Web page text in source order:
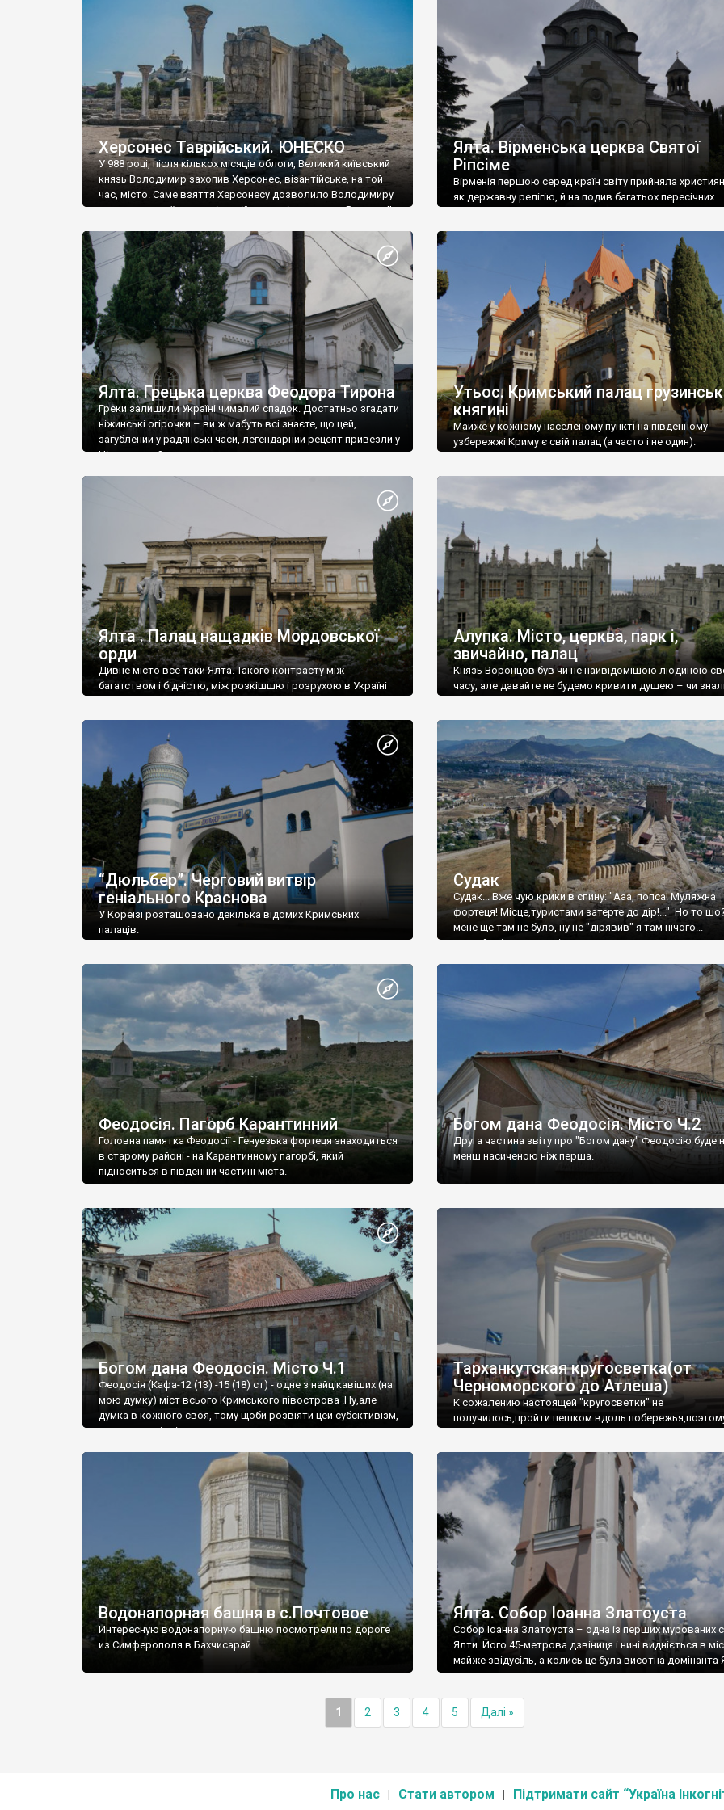
візантійської доби. Раритети викрадені з фондів об’єкту
культурної спадщини ЮНЕСКО «Херсонеса Таврійського».
Офіційно – на виставку «Золото Візантії», але експерти та
влада в Україні вважають це лише […]
називаються «повстяками» (postaki)…” “Вино. Крим
виробляє відмінне вино і його вдосталь: воно все
легке біле і дуже […]
Херсонес Таврійський. ЮНЕСКО
У 988 році, після кількох місяців облоги, Великий київський
князь Володимир захопив Херсонес, візантійське, на той
час, місто. Саме взяття Херсонесу дозволило Володимиру
диктувати свої умови візантійському імператору Василю ІІ,
Херсонесі Володимир-язичник, став Василем-
християнином. А потім було Хрещення Русі. На честь
Херсонесу Таврійського названо місто […]
Ялта. Вірменська церква Святої
Ріпсіме
Вірменія першою серед країн світу прийняла
як державну релігію, й на подив багатьох пересічних
Ялта. Грецька церква Феодора Тирона
Греки залишили Україні чималий спадок. Достатньо згадати
ніжинські огірочки – ви ж мабуть всі знаєте, що цей,
загублений у радянські часи, легендарний рецепт привезли у
Ніжин греки?
Утьос. Кримський палац
княгині
Майже у кожному населеному пункті на південному
узбережжі Криму є свій палац (а часто і не один).
Ялта . Палац нащадків Мордовської
орди
Дивне місто все таки Ялта. Такого контрасту між
багатством і бідністю, між розкішшю і розрухою в Україні
Алупка. Місто, церква, парк і,
звичайно, палац
Князь Воронцов був чи не найвідомішою людиною
часу, але давайте не будемо кривити душею – чи
“Дюльбер”. Черговий витвір
геніального Краснова
У Кореїзі розташовано декілька відомих Кримських
палаців.
Судак
Судак... Вже чую крики в спину: "Ааа, попса! Муляжна
фортеця! Місце,туристами затерте до дір!..." Но то
мене ще там не було, ну не "дірявив" я там нічого...
принаймні до цього літа.
Феодосія. Пагорб Карантинний
Головна памятка Феодосії - Генуезька фортеця знаходиться
в старому районі - на Карантинному пагорбі, який
підноситься в південній частині міста.
Богом дана Феодосія. Місто Ч.2
Друга частина звіту про "Богом дану" Феодосію буде
менш насиченою ніж перша.
Богом дана Феодосія. Місто Ч.1
Феодосія (Кафа-12 (13) -15 (18) ст) - одне з найцікавіших (на
мою думку) міст всього Кримського півострова .Ну,але
думка в кожного своя, тому щоби розвіяти цей субєктивізм,
запрошую відвідати це
Тарханкутская кругосветка(от
Черноморского до Атлеша)
К сожалению настоящей "кругосветки" не
получилось,пройти пешком вдоль
Водонапорная башня в с.Почтовое
Интересную водонапорную башню посмотрели по дороге
из Симферополя в Бахчисарай.
Ялта. Собор Іоанна Златоуста
Собор Іоанна Златоуста – одна із перших мурованих
Ялти. Його 45-метрова дзвіниця і нині видніється в
майже звідусіль, а колись це була висотна домінанта
1 2 3 4 5 Далі »
Про нас Стати автором Підтримати сайт “Україна